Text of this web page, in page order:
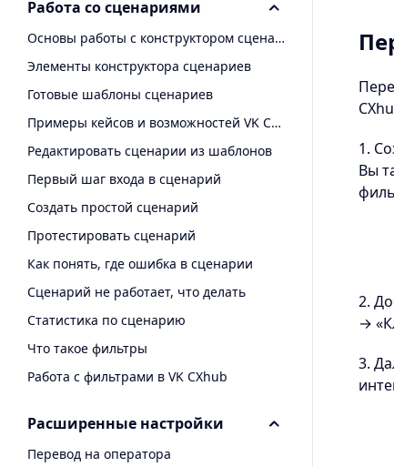
Работа со сценариями
Основы работы с конструктором сценариев
Элементы конструктора сценариев
Готовые шаблоны сценариев
Примеры кейсов и возможностей VK CXhub
Редактировать сценарии из шаблонов
Первый шаг входа в сценарий
Создать простой сценарий
Протестировать сценарий
Как понять, где ошибка в сценарии
Сценарий не работает, что делать
Статистика по сценарию
Что такое фильтры
Работа с фильтрами в VK CXhub
Расширенные настройки
Перевод на оператора
1.
Вы
2.
→
3.